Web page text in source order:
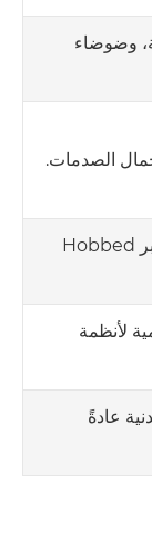
وضوضاء
الصدمات.
أسنان أرضية (أعلى دقة) للتطبيقات عالية السرعة. يعتبر Hobbed
لأنظمة
عادةً